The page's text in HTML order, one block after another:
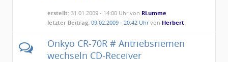
erstellt: 31.01.2009 - 14:00 Uhr von RLumme
letzter Beitrag: 09.02.2009 - 20:42 Uhrvon Herbert
Onkyo CR-70R # Antriebsriemen
wechseln CD-Receiver